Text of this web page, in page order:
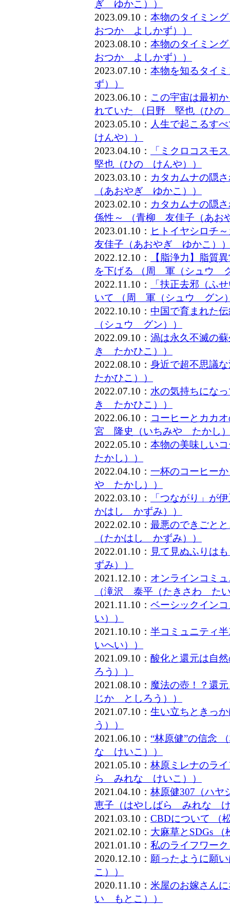
ぎ ゆかこ））
2023.09.10： 本物のタイミン
おつか よしかず））
2023.08.10： 本物のタイミン
おつか よしかず））
2023.07.10： 本物を知るタイ
ず））
2023.06.10： この宇宙は最初
れていた （日野 堅也（ひの
2023.05.10： 人生で起こるす
けんや））
2023.04.10：
「ミクロコスモ
堅也（ひの けんや））
2023.03.10： カタカムナの隠
（あおやぎ ゆかこ））
2023.02.10： カタカムナの隠
係性～ （青柳 友佳子（あお
2023.01.10： ヒトイヤシロチ
友佳子（あおやぎ ゆかこ）
2022.12.10：
【脂浄力】脂質
を下げる （周 軍（シュウ
2022.11.10：
「扶正去邪（ふ
いて （周 軍（シュウ グン
2022.10.10： 中国で育まれた
（シュウ グン））
2022.09.10： 渦は永久不滅の
き たかひこ））
2022.08.10： 身近で超不思議
たかひこ））
2022.07.10： 水の気持ちにな
き たかひこ））
2022.06.10： コーヒーとカカ
宮 隆史（いちみや たかし
2022.05.10： 本物の美味しい
たかし））
2022.04.10： 一杯のコーヒー
や たかし））
2022.03.10：
「つながり」が
かはし かずみ））
2022.02.10： 最悪のできごと
（たかはし かずみ））
2022.01.10： 見て見ぬふりは
ずみ））
2021.12.10： オンラインコミ
（滝沢 泰平（たきさわ た
2021.11.10： ベーシックイン
い））
2021.10.10： 半コミュニティ
いへい））
2021.09.10： 酸化と還元は自
ろう））
2021.08.10： 魔法の壺！？還
じか としろう））
2021.07.10： 生い立ちときっ
う））
2021.06.10： “林原健”の信念
な けいこ））
2021.05.10： 林原ミレナのラ
ら みれな けいこ））
2021.04.10： 林原健307（ハヤ
恵子（はやしばら みれな
2021.03.10： CBDについて
2021.02.10： 大麻草とSDGs
2021.01.10： 私のライフワー
2020.12.10： 願ったように願
こ））
2020.11.10： 米屋のお嫁さん
い もとこ））